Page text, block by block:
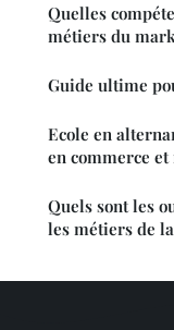
Quelles
métiers du
Guide ultime
Ecole en
en commerce
Quels sont les
les métiers de